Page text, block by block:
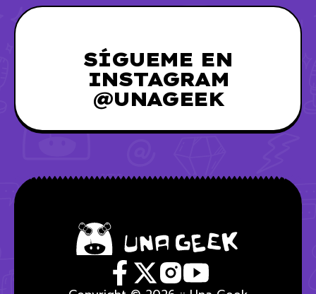
SÍGUEME EN
INSTAGRAM
@UNAGEEK